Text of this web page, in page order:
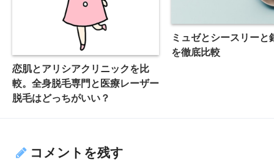
恋肌とアリシアクリニックを比
較。全身脱毛専門と医療レーザー
脱毛はどっちがいい？
ミュゼとシースリーと
を徹底比較
コメントを残す